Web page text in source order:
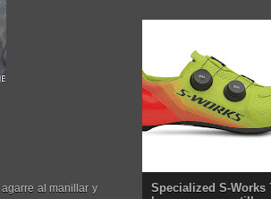
al manillar y
Specialized S-Works